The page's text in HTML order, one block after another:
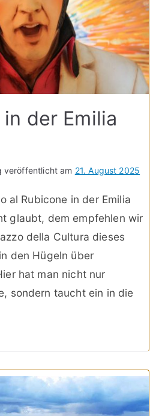
der Emilia
veröffentlicht am 21. August 2025
al Rubicone in der Emilia
glaubt, dem empfehlen wir
della Cultura dieses
den Hügeln über
hat man nicht nur
sondern taucht ein in die